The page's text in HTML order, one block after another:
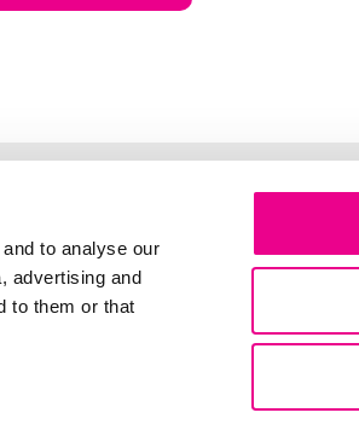
to analyse our
advertising and
to them or that